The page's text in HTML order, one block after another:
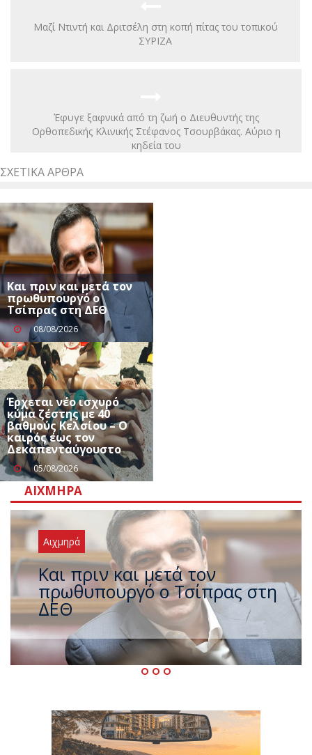
Μαζί Ντιντή και Δριτσέλη στη κοπή πίτας του τοπικού
ΣΥΡΙΖΑ
Έφυγε ξαφνικά από τη ζωή ο Διευθυντής της
Ορθοπεδικής Κλινικής Στέφανος Τσουρβάκας. Αύριο η
κηδεία του
ΣΧΕΤΙΚΆ ΆΡΘΡΑ
Και πριν και μετά τον
πρωθυπουργό ο
Τσίπρας στη ΔΕΘ
08/08/2026
Έρχεται νέο ισχυρό
κύμα ζέστης με 40
βαθμούς Κελσίου – Ο
καιρός έως τον
Δεκαπενταύγουστο
05/08/2026
ΑΙΧΜΗΡΆ
Αιχμηρά
Έρχεται νέο ισχυρό κύμα
ζέστης με 40 βαθμούς Κελσίου
– Ο καιρός έως τον
Δεκαπενταύγουστο